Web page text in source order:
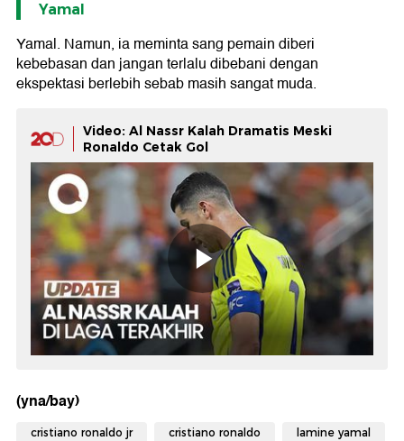
Yamal
Yamal. Namun, ia meminta sang pemain diberi
kebebasan dan jangan terlalu dibebani dengan
ekspektasi berlebih sebab masih sangat muda.
Video: Al Nassr Kalah Dramatis Meski
Ronaldo Cetak Gol
(yna/bay)
cristiano ronaldo jr cristiano ronaldo lamine yamal